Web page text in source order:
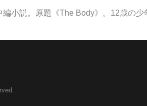
小説。原題《The Body》。12歳の少